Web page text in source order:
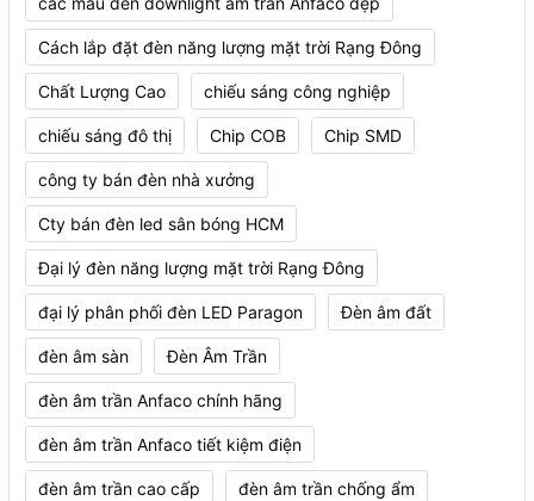
Cách lắp đặt đèn năng lượng mặt trời Rạng Đông
Chất Lượng Cao chiếu sáng công nghiệp
chiếu sáng đô thị Chip COB Chip SMD
công ty bán đèn nhà xưởng
Cty bán đèn led sân bóng HCM
Đại lý đèn năng lượng mặt trời Rạng Đông
đại lý phân phối đèn LED Paragon Đèn âm đất
đèn âm sàn Đèn Âm Trần
đèn âm trần Anfaco chính hãng
đèn âm trần Anfaco tiết kiệm điện
đèn âm trần cao cấp đèn âm trần chống ẩm